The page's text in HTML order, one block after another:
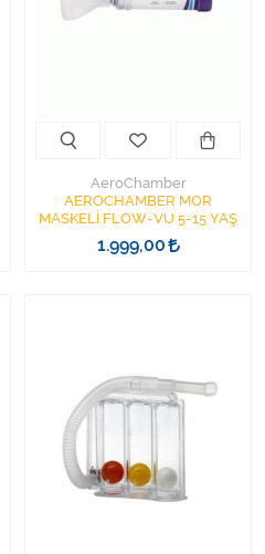
AeroChamber
AEROCHAMBER MOR
MASKELİ FLOW-VU 5-15 YAŞ
1.999,00